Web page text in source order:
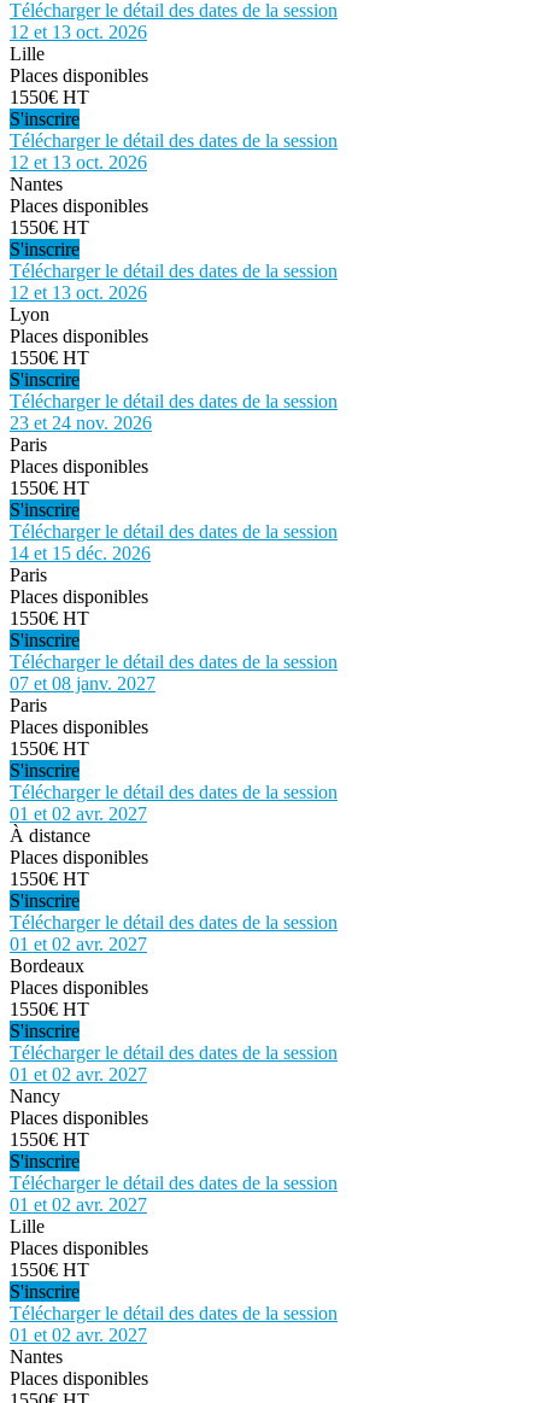
Télécharger le détail des dates de la session
12 et 13 oct. 2026
Lille
Places disponibles
1550€ HT
S'inscrire
Télécharger le détail des dates de la session
12 et 13 oct. 2026
Nantes
Places disponibles
1550€ HT
S'inscrire
Télécharger le détail des dates de la session
12 et 13 oct. 2026
Lyon
Places disponibles
1550€ HT
S'inscrire
Télécharger le détail des dates de la session
23 et 24 nov. 2026
Paris
Places disponibles
1550€ HT
S'inscrire
Télécharger le détail des dates de la session
14 et 15 déc. 2026
Paris
Places disponibles
1550€ HT
S'inscrire
Télécharger le détail des dates de la session
07 et 08 janv. 2027
Paris
Places disponibles
1550€ HT
S'inscrire
Télécharger le détail des dates de la session
01 et 02 avr. 2027
À distance
Places disponibles
1550€ HT
S'inscrire
Télécharger le détail des dates de la session
01 et 02 avr. 2027
Bordeaux
Places disponibles
1550€ HT
S'inscrire
Télécharger le détail des dates de la session
01 et 02 avr. 2027
Nancy
Places disponibles
1550€ HT
S'inscrire
Télécharger le détail des dates de la session
01 et 02 avr. 2027
Lille
Places disponibles
1550€ HT
S'inscrire
Télécharger le détail des dates de la session
01 et 02 avr. 2027
Nantes
Places disponibles